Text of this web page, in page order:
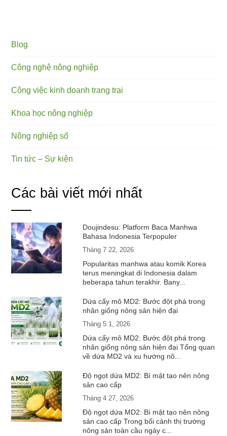
Blog
Công nghệ nông nghiệp
Công việc kinh doanh trang trại
Khoa học nông nghiệp
Nông nghiệp số
Tin tức – Sự kiện
Các bài viết mới nhất
Doujindesu: Platform Baca Manhwa
Bahasa Indonesia Terpopuler
Tháng 7 22, 2026
Popularitas manhwa atau komik Korea
terus meningkat di Indonesia dalam
beberapa tahun terakhir. Bany...
Dứa cấy mô MD2: Bước đột phá trong
nhân giống nông sản hiện đại
Tháng 5 1, 2026
Dứa cấy mô MD2: Bước đột phá trong
nhân giống nông sản hiện đại Tổng quan
về dứa MD2 và xu hướng nô...
Độ ngọt dứa MD2: Bí mật tạo nên nông
sản cao cấp
Tháng 4 27, 2026
Độ ngọt dứa MD2: Bí mật tạo nên nông
sản cao cấp Trong bối cảnh thị trường
nông sản toàn cầu ngày c...